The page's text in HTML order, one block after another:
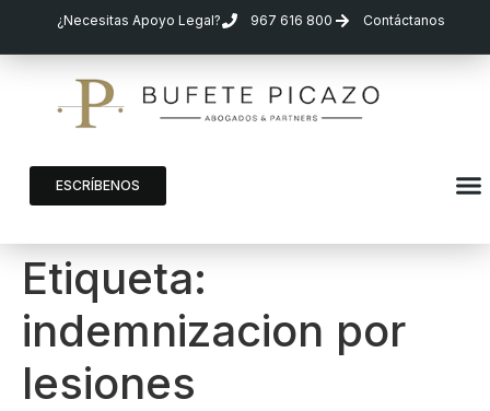
¿Necesitas Apoyo Legal? 967 616 800 Contáctanos
ESCRÍBENOS
Etiqueta:
indemnizacion por
lesiones